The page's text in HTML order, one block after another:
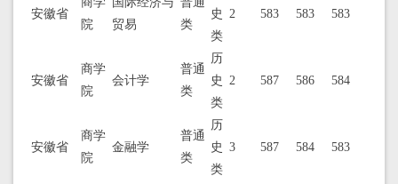
安徽省
院
贸易
类
史
类
2 583 583 583
安徽省
商学
院
会计学
普通
类
历
史
类
2 587 586 584
安徽省
商学
院
金融学
普通
类
历
史
类
3 587 584 583